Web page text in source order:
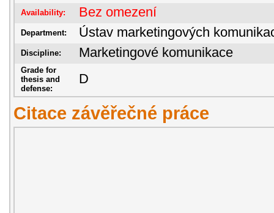
Availability: Bez omezení
Department: Ústav marketingových
Discipline: Marketingové komunikace
Grade for
thesis and
defense:
D
Citace závěřečné práce